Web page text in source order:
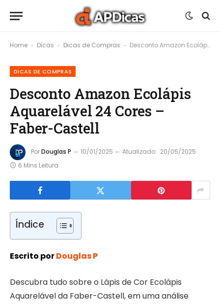
Home - Dicas - Dicas de Compras - Desconto Amazon Ecolápis Aquarelável 24 Cores – Faber-Castell
DICAS DE COMPRAS
Desconto Amazon Ecolápis
Aquarelável 24 Cores –
Faber-Castell
PorDouglas P 10/01/2025 Atualizado: 20/05/2025
6 Mins Leitura
Índice
Escrito porDouglas P
Descubra tudo sobre o Lápis de Cor Ecolápis
Aquarelável da Faber-Castell, em uma análise